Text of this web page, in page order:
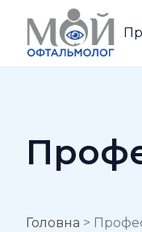
Головна >